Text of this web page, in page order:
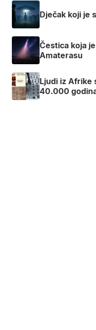
Dječak koji je
Čestica koja
Amaterasu
Ljudi iz Afrike
40.000